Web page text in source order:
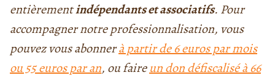
entièrementindépendants et associatifs. Pour
accompagner notre professionnalisation, vous
pouvez vous abonnerà partir de 6 euros par mois
ou 55 euros par an, ou faireun don défiscalisé à 66